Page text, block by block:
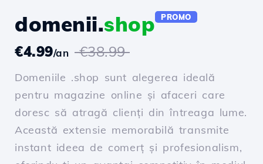
domenii.shop PROMO
€4.99/an €38.99
Domeniile .shop sunt alegerea ideală
pentru magazine online și afaceri care
doresc să atragă clienți din întreaga lume.
Această extensie memorabilă transmite
instant ideea de comerț și profesionalism,